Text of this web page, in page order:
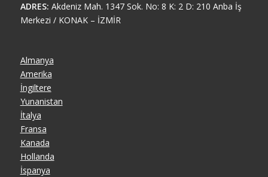
ADRES: Akdeniz Mah. 1347 Sok. No: 8 K: 2 D: 210 Anba İş
Merkezi / KONAK – İZMİR
Almanya
Amerika
İngiltere
Yunanistan
İtalya
Fransa
Kanada
Hollanda
İspanya